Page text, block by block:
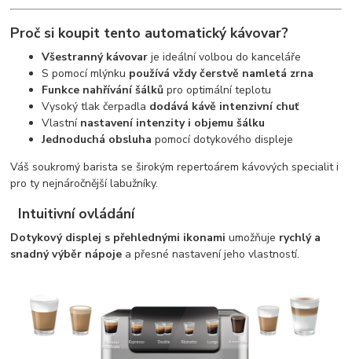
Proč si koupit tento automatický kávovar?
Všestranný kávovar je ideální volbou do kanceláře
S pomocí mlýnku používá vždy čerstvě namletá zrna
Funkce nahřívání šálků pro optimální teplotu
Vysoký tlak čerpadla dodává kávě intenzivní chuť
Vlastní nastavení intenzity i objemu šálku
Jednoduchá obsluha pomocí dotykového displeje
Váš soukromý barista se širokým repertoárem kávových specialit i
pro ty nejnáročnější labužníky.
Intuitivní ovládání
Dotykový displej s přehlednými ikonami umožňuje rychlý a
snadný výběr nápoje a přesné nastavení jeho vlastností.